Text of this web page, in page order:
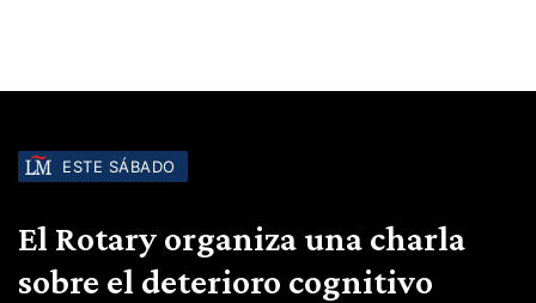
ESTE SÁBADO
El Rotary organiza una charla
sobre el deterioro cognitivo